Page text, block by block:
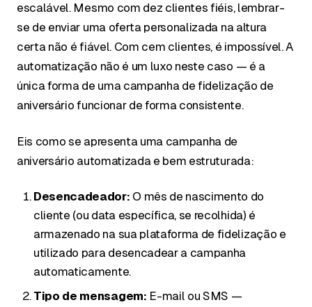
escalável. Mesmo com dez clientes fiéis, lembrar-
se de enviar uma oferta personalizada na altura
certa não é fiável. Com cem clientes, é impossível. A
automatização não é um luxo neste caso — é a
única forma de uma campanha de fidelização de
aniversário funcionar de forma consistente.
Eis como se apresenta uma campanha de
aniversário automatizada e bem estruturada:
Desencadeador: O mês de nascimento do
cliente (ou data específica, se recolhida) é
armazenado na sua plataforma de fidelização e
utilizado para desencadear a campanha
automaticamente.
Tipo de mensagem: E-mail ou SMS —